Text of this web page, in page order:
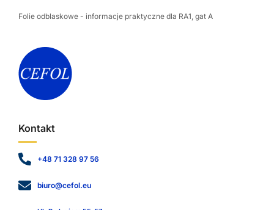
Folie odblaskowe - informacje praktyczne dla RA1, gat A
Kontakt
+48 71 328 97 56
biuro@cefol.eu